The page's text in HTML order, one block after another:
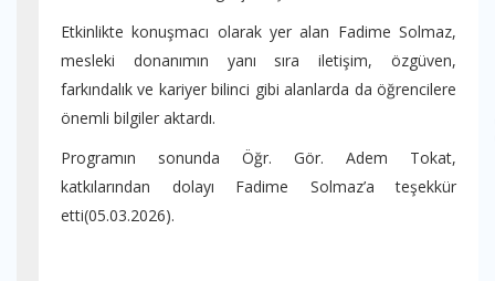
Etkinlikte konuşmacı olarak yer alan Fadime Solmaz,
mesleki donanımın yanı sıra iletişim, özgüven,
farkındalık ve kariyer bilinci gibi alanlarda da öğrencilere
önemli bilgiler aktardı.
Programın sonunda Öğr. Gör. Adem Tokat,
katkılarından dolayı Fadime Solmaz’a teşekkür
etti(05.03.2026).